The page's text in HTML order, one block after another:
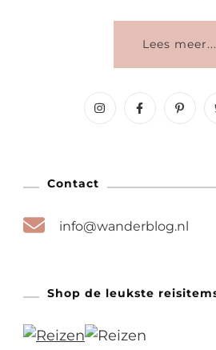
Lees meer...
Contact
info@wanderblog.nl
Shop de leukste